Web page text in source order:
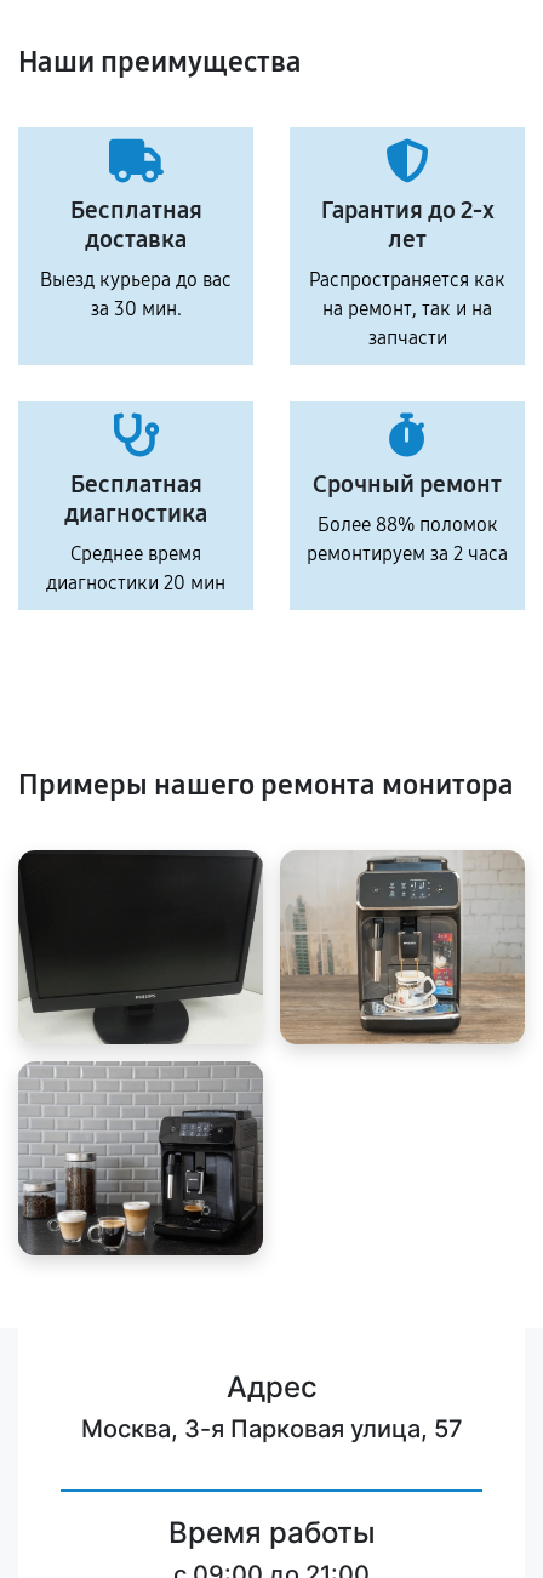
Наши преимущества
Бесплатная
доставка
Выезд курьера до вас
за 30 мин.
Гарантия до 2-х
лет
Распространяется как
на ремонт, так и на
запчасти
Бесплатная
диагностика
Среднее время
диагностики 20 мин
Срочный ремонт
Более 88% поломок
ремонтируем за 2 часа
Примеры нашего ремонта монитора
Адрес
Москва, 3-я Парковая улица, 57
Время работы